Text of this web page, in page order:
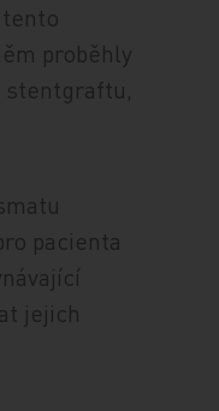
proběhly
stentgraftu,
pacienta
jejich